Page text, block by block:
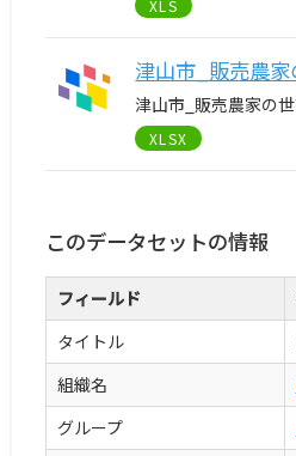
XLS
津山市_販売農
津山市_販売農家の
XLSX
このデータセットの情報
フィールド
タイトル
組織名
グループ